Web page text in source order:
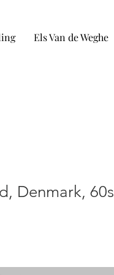
Els Van de Weghe
Denmark, 60s